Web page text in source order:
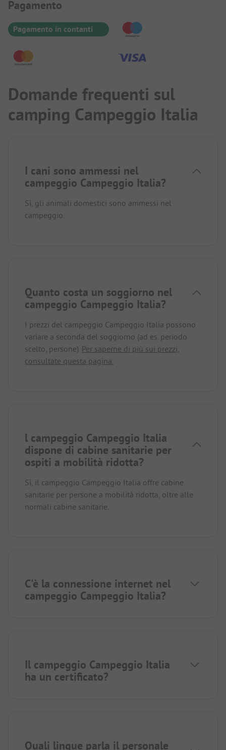
Informazioni sul pagamento
Pagamento
Pagamento in contanti
Domande frequenti sul
camping Campeggio Italia
I cani sono ammessi nel
campeggio Campeggio Italia?
Sì, gli animali domestici sono ammessi nel
campeggio.
Quanto costa un soggiorno nel
campeggio Campeggio Italia?
I prezzi del campeggio Campeggio Italia possono
variare a seconda del soggiorno (ad es. periodo
scelto, persone). Per saperne di più sui prezzi,
consultate questa pagina.
l campeggio Campeggio Italia
dispone di cabine sanitarie per
ospiti a mobilità ridotta?
Sì, il campeggio Campeggio Italia offre cabine
sanitarie per persone a mobilità ridotta, oltre alle
normali cabine sanitarie.
C'è la connessione internet nel
campeggio Campeggio Italia?
Il campeggio Campeggio Italia
ha un certificato?
Quali lingue parla il personale